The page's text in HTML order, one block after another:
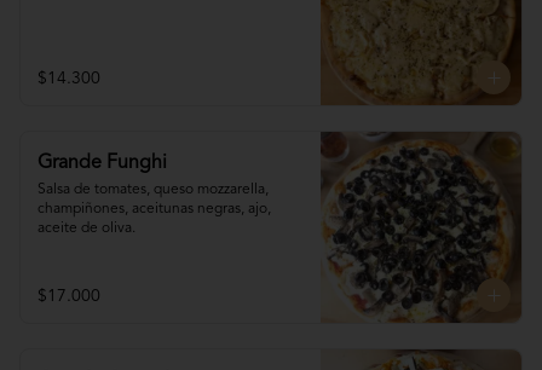
$14.300
Grande Funghi
Salsa de tomates, queso mozzarella,
champiñones, aceitunas negras, ajo,
aceite de oliva.
$17.000